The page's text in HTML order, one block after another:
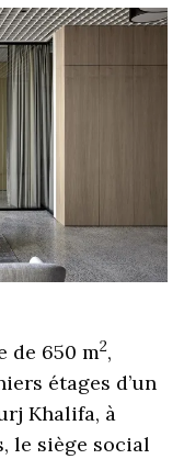
de 650 m2,
étages d’un
Khalifa, à
le siège social